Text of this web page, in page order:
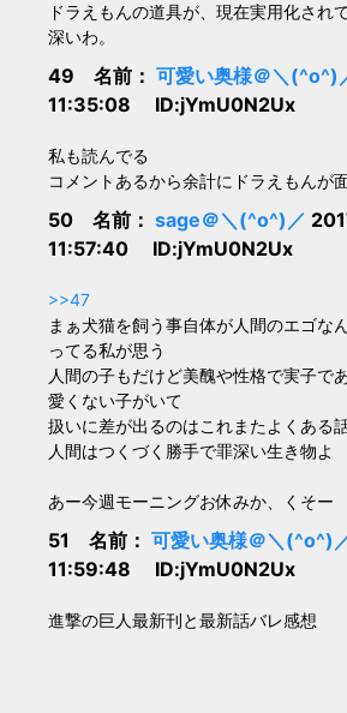
ドラえもんの道具が、現在実用化され
深いわ。
49 名前： 可愛い奥様＠＼(^o^)
11:35:08 ID:jYmU0N2Ux
私も読んでる
コメントあるから余計にドラえもんが
50 名前： sage＠＼(^o^)／
11:57:40 ID:jYmU0N2Ux
>>47
まぁ犬猫を飼う事自体が人間のエゴな
ってる私が思う
人間の子もだけど美醜や性格で実子で
愛くない子がいて
扱いに差が出るのはこれまたよくある
人間はつくづく勝手で罪深い生き物よ
あー今週モーニングお休みか、くそー
51 名前： 可愛い奥様＠＼(^o^)
11:59:48 ID:jYmU0N2Ux
進撃の巨人最新刊と最新話バレ感想